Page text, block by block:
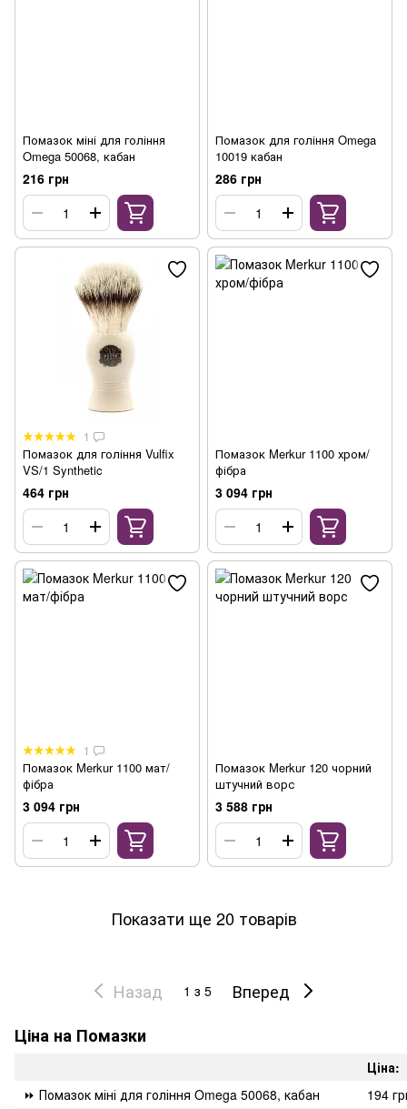
Помазок міні для гоління
Omega 50068, кабан
216 грн
Помазок для гоління Omega
10019 кабан
286 грн
1
Помазок для гоління Vulfix
VS/1 Synthetic
464 грн
Помазок Merkur 1100 хром/
фібра
3 094 грн
1
Помазок Merkur 1100 мат/
фібра
3 094 грн
Помазок Merkur 120 чорний
штучний ворс
3 588 грн
Показати ще 20 товарів
Назад 1 з 5
Вперед
Ціна на Помазки
Ціна:
⏩ Помазок міні для гоління Omega 50068, кабан
194